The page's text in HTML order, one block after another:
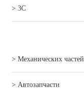
> 3C
> Механических частей
> Автозапчасти